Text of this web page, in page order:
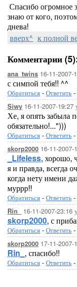
Спасибо огромное
знаю от кого,
днева!
вверх^ к полной
Комментарии
ana_twins 16-11-2007-
с симпой тебя!! ^^
Обратиться - Ответить -
Siwy 16-11-2007-19:27
Хе, я опять забыла
обязательно!...")))
Обратиться - Ответить -
skorp2000 16-11-2007-
_Lifeless,
я и правда, всегда
когда нету имени
муррр!!
Обратиться - Ответить -
Rin_ 16-11-2007-23:16
skorp2000, с
Обратиться - Ответить -
skorp2000 17-11-2007-
Rin_ , спасибо!!
Обратиться - Ответить -